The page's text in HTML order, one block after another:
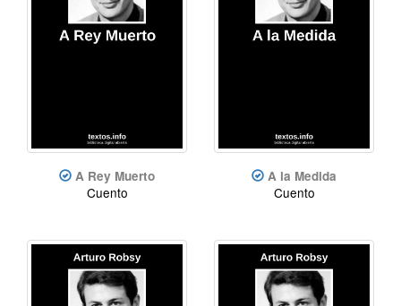
A Rey Muerto
Cuento
A la Medida
Cuento